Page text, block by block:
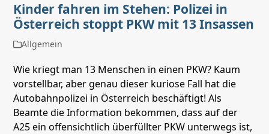
Kinder fahren im Stehen: Polizei in
Österreich stoppt PKW mit 13 Insassen
Allgemein
Wie kriegt man 13 Menschen in einen PKW? Kaum
vorstellbar, aber genau dieser kuriose Fall hat die
Autobahnpolizei in Österreich beschäftigt! Als
Beamte die Information bekommen, dass auf der
A25 ein offensichtlich überfüllter PKW unterwegs ist,